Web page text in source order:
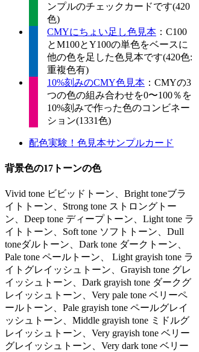
ンプルのチェックカードです(420
色)
CMYにちょい足し色見本 ：C100
とM100とY100の単色をベースに
他の色を足した色見本です(420色:
重複色有)
10%刻みのCMY色見本 ：CMYの3
つの色の組み合わせを0〜100％を
10%刻みで作った色のコンビネー
ション(1331色)
配色実験！色見本サンプルカード
背景色の17トーンの色
Vivid tone ビビッドトーン、Bright toneブラ
イトトーン、Strong tone ストロングトー
ン、Deep tone ディープトーン、Light tone ラ
イトトーン、Soft tone ソフトトーン、Dull
toneダルトーン、Dark tone ダークトーン、
Pale tone ペールトーン、 Light grayish tone ラ
イトグレイッシュトーン、Grayish tone グレ
イッシュトーン、Dark grayish tone ダークグ
レイッシュトーン、Very pale tone ベリーペ
ールトーン、Pale grayish tone ペールグレイ
ッシュトーン、Middle grayish tone ミドルグ
レイッシュトーン、Very grayish tone ベリー
グレイッシュトーン、Very dark tone ベリー